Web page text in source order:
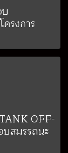
รงการ
OFF-
สมรรถนะ